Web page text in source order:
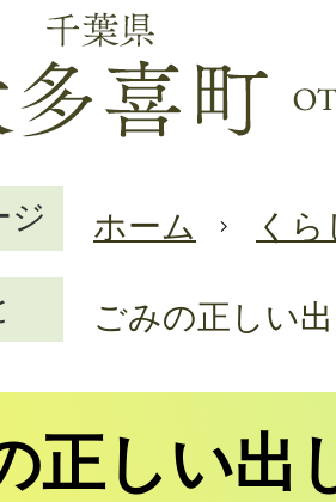
ジ ホーム
く
ごみの正しい
正しい出